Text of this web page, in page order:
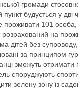
громади
пункт будується у
проживати 101
розрахований на
дітей без
за принципом
зможуть
споруджують
зелену зону із